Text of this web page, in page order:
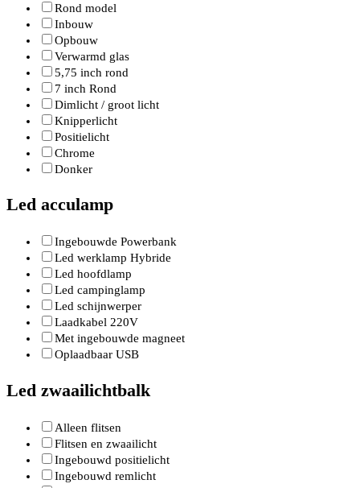
Rond model
Inbouw
Opbouw
Verwarmd glas
5,75 inch rond
7 inch Rond
Dimlicht / groot licht
Knipperlicht
Positielicht
Chrome
Donker
Led acculamp
Ingebouwde Powerbank
Led werklamp Hybride
Led hoofdlamp
Led campinglamp
Led schijnwerper
Laadkabel 220V
Met ingebouwde magneet
Oplaadbaar USB
Led zwaailichtbalk
Alleen flitsen
Flitsen en zwaailicht
Ingebouwd positielicht
Ingebouwd remlicht